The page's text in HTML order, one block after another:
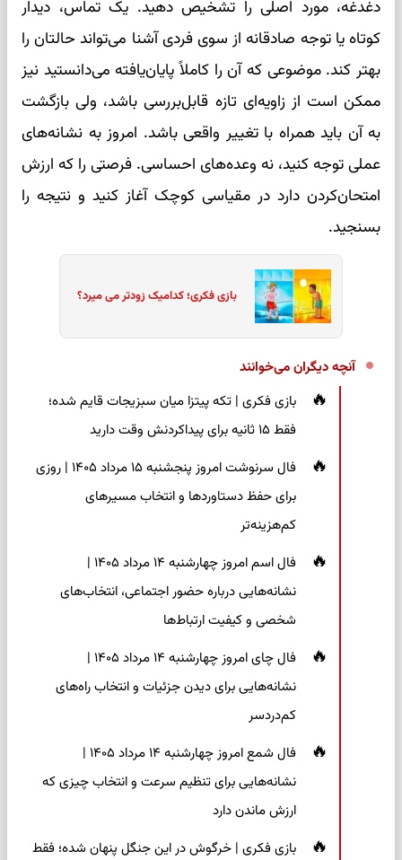
دغدغه، مورد اصلی را تشخیص دهید. یک تماس، دیدار
کوتاه یا توجه صادقانه از سوی فردی آشنا می‌تواند حالتان را
بهتر کند. موضوعی که آن را کاملاً پایان‌یافته می‌دانستید نیز
ممکن است از زاویه‌ای تازه قابل‌بررسی باشد، ولی بازگشت
به آن باید همراه با تغییر واقعی باشد. امروز به نشانه‌های
عملی توجه کنید، نه وعده‌های احساسی. فرصتی را که ارزش
امتحان‌کردن دارد در مقیاسی کوچک آغاز کنید و نتیجه را
بسنجید.
بازی فکری؛ کدامیک زودتر می میرد؟
آنچه دیگران می‌خوانند
بازی فکری | تکه پیتزا میان سبزیجات قایم شده؛
فقط ۱۵ ثانیه برای پیداکردنش وقت دارید
فال سرنوشت امروز پنجشنبه ۱۵ مرداد ۱۴۰۵ | روزی
برای حفظ دستاوردها و انتخاب مسیرهای
کم‌هزینه‌تر
فال اسم امروز چهارشنبه ۱۴ مرداد ۱۴۰۵ |
نشانه‌هایی درباره حضور اجتماعی، انتخاب‌های
شخصی و کیفیت ارتباط‌ها
فال چای امروز چهارشنبه ۱۴ مرداد ۱۴۰۵ |
نشانه‌هایی برای دیدن جزئیات و انتخاب راه‌های
کم‌دردسر
فال شمع امروز چهارشنبه ۱۴ مرداد ۱۴۰۵ |
نشانه‌هایی برای تنظیم سرعت و انتخاب چیزی که
ارزش ماندن دارد
بازی فکری | خرگوش در این جنگل پنهان شده؛ فقط